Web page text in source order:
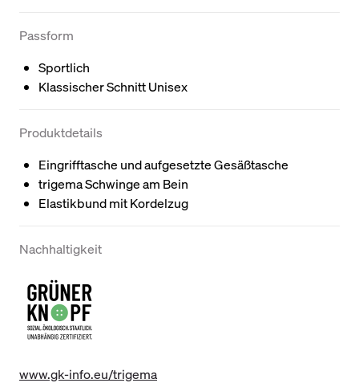
Passform
Sportlich
Klassischer Schnitt Unisex
Produktdetails
Eingrifftasche und aufgesetzte Gesäßtasche
trigema Schwinge am Bein
Elastikbund mit Kordelzug
Nachhaltigkeit
www.gk-info.eu/trigema